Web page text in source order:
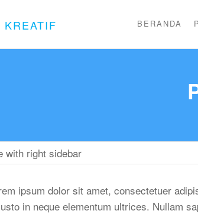
SEKOLAH
KREATIF
BERANDA
with right sidebar
ipsum dolor sit amet, consectetuer
in neque elementum ultrices. Nullam